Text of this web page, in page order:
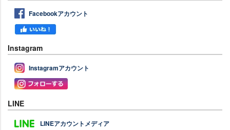
Facebookアカウント
Instagram
Instagramアカウント
LINE
LINEアカウントメディア